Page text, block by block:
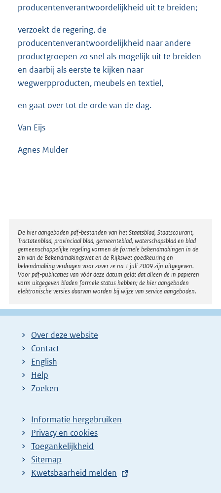
producentenverantwoordelijkheid uit te breiden;
verzoekt de regering, de
producentenverantwoordelijkheid naar andere
productgroepen zo snel als mogelijk uit te breiden
en daarbij als eerste te kijken naar
wegwerpproducten, meubels en textiel,
en gaat over tot de orde van de dag.
Van Eijs
Agnes Mulder
Disclaimer
De hier aangeboden pdf-bestanden van het Staatsblad, Staatscourant,
Tractatenblad, provinciaal blad, gemeenteblad, waterschapsblad en blad
gemeenschappelijke regeling vormen de formele bekendmakingen in de
zin van de Bekendmakingswet en de Rijkswet goedkeuring en
bekendmaking verdragen voor zover ze na 1 juli 2009 zijn uitgegeven.
Voor pdf-publicaties van vóór deze datum geldt dat alleen de in papieren
vorm uitgegeven bladen formele status hebben; de hier aangeboden
elektronische versies daarvan worden bij wijze van service aangeboden.
Over deze website
Contact
English
Help
Zoeken
Informatie hergebruiken
Privacy en cookies
Toegankelijkheid
Sitemap
E
Kwetsbaarheid melden